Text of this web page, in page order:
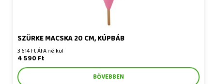
SZÜRKE MACSKA 20 CM, KÚPBÁB
3 614 Ft ÁFA nélkül
4 590 Ft
BŐVEBBEN